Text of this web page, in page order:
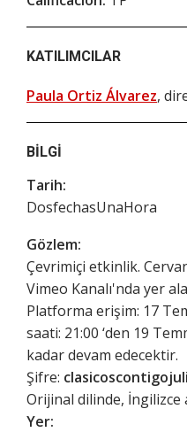
KATILIMCILAR
Paula Ortiz Álvarez,
BILGI
Tarih:
DosfechasUnaHora
Gözlem:
Çevrimiçi etkinlik.
Vimeo Kanalı'nda yer
Platforma erişim: 17
saati: 21:00 ‘den 19
kadar devam edecektir.
Şifre:
Orijinal dilinde, İngilizce
Yer: